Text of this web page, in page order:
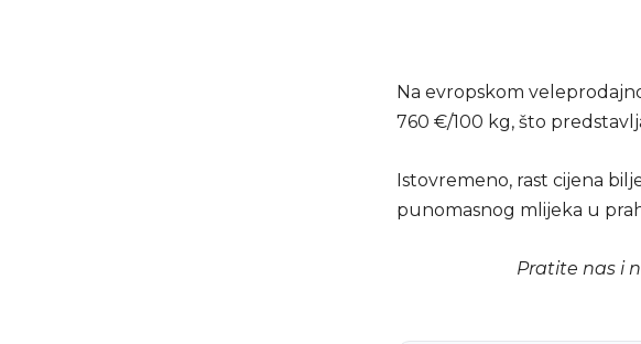
Na evropskom
760 €/100 kg, što
Istovremeno, rast cijena
punomasnog mlijeka u
Pratite nas i